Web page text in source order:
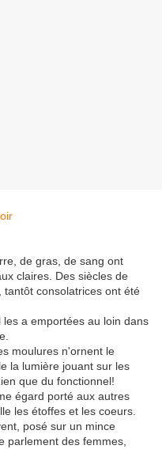
de gras, de sang ont
claires. Des siècles de
consolatrices ont été
a emportées au loin dans
moulures n'ornent le
la lumière jouant sur les
que du fonctionnel!
égard porté aux autres
les étoffes et les coeurs.
posé sur un mince
parlement des femmes,